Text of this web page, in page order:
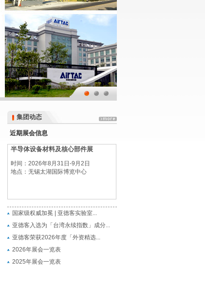
集团动态
集团动态
近期展会信息
半导体设备材料及核心部件展
时间：2026年8月31日-9月2日
地点：无锡太湖国际博览中心
半导体设备材料及核心部件展
时间：2026年8月31日-9月2日
地点：无锡太湖国际博览中心
国家级权威加冕 | 亚德客实验室...
亚德客入选为「台湾永续指数」成分...
亚德客荣获2026年度「外资精选...
2026年展会一览表
2025年展会一览表